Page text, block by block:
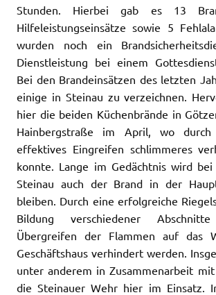
Stunden. Hierbei gab es 13
Hilfeleistungseinsätze sowie 5
wurden noch ein
Dienstleistung bei einem
Bei den Brandeinsätzen des letzten
einige in Steinau zu verzeichnen.
hier die beiden Küchenbrände in
Hainbergstraße im April, wo durch
effektives Eingreifen schlimmeres
konnte. Lange im Gedächtnis wird
Steinau auch der Brand in der
bleiben. Durch eine erfolgreiche
Bildung verschiedener
Übergreifen der Flammen auf das
Geschäftshaus verhindert werden.
unter anderem in Zusammenarbeit
die Steinauer Wehr hier im Einsatz.